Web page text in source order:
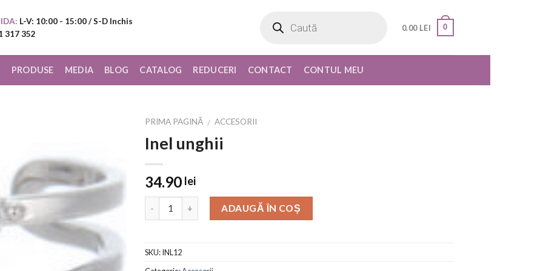
L-V: 10:00 - 15:00 / S-D Inchis
317 352
search
0.00 LEI 0
PRODUSE MEDIA BLOG CATALOG REDUCERI CONTACT CONTUL MEU
Wishlist
PRIMA PAGINĂ / ACCESORII
Inel unghii
34.90 lei
ADAUGĂ ÎN COȘ
SKU:INL12